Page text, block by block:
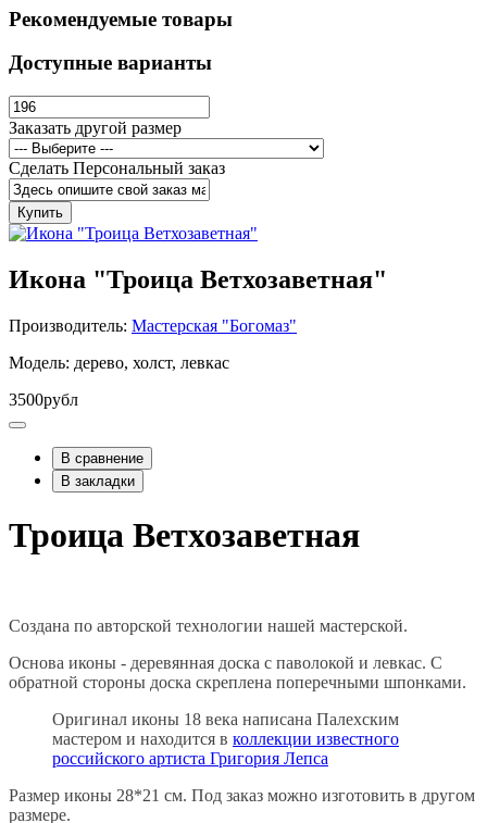
Рекомендуемые товары
Доступные варианты
Заказать другой размер
Сделать Персональный заказ
Купить
Икона "Троица Ветхозаветная"
Производитель: Мастерская "Богомаз"
Модель: дерево, холст, левкас
3500рубл
В сравнение
В закладки
Троица Ветхозаветная
Создана по авторской технологии нашей мастерской.
Основа иконы - деревянная доска с паволокой и левкас. С
обратной стороны доска скреплена поперечными шпонками.
Оригинал иконы 18 века написана Палехским
мастером и находится в коллекции известного
российского артиста Григория Лепса
Размер иконы 28*21 см. Под заказ можно изготовить в другом
размере.